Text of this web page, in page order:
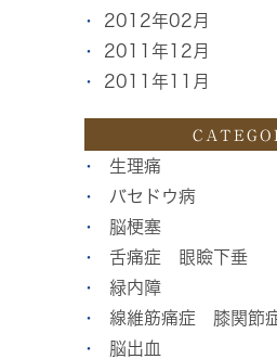
2012年02月
2011年12月
2011年11月
生理痛
バセドウ病
脳梗塞
舌痛症 眼瞼下垂
緑内障
線維筋痛症 膝関節
脳出血